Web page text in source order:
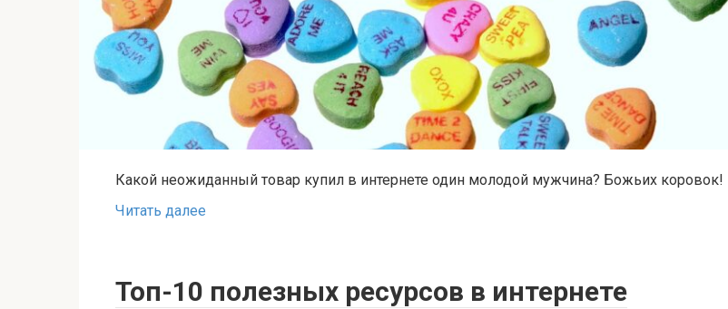
Какой неожиданный товар купил в интернете один молодой мужчина? Божьих коровок!
Читать далее
Топ-10 полезных ресурсов в интернете